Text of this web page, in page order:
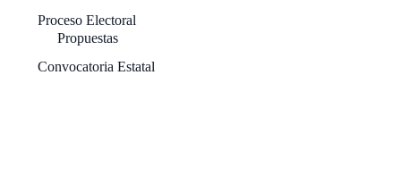
Proceso Electoral
Propuestas
Convocatoria Estatal